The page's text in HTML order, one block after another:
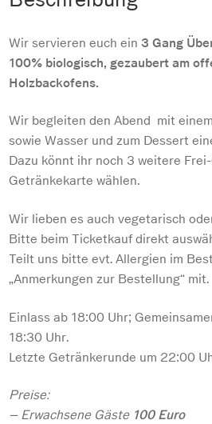
Wir servieren euch ein3 Gang
100% biologisch, gezaubert am
Holzbackofens.
Wir begleiten den Abend mit
sowie Wasser und zum Dessert
Dazu könnt ihr noch 3 weitere
Getränkekarte wählen.
Wir lieben es auch vegetarisch
Bitte beim Ticketkauf direkt
Teilt uns bitte evt. Allergien im
„Anmerkungen zur Bestellung“ mit.
Einlass ab 18:00 Uhr;
18:30 Uhr.
Letzte Getränkerunde um 22:00
Preise:
– Erwachsene Gäste 100 Euro